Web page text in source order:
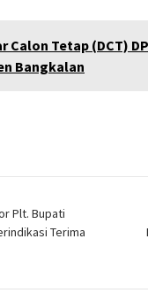
Calon Tetap (DCT)
Bangkalan
Plt. Bupati
Terima